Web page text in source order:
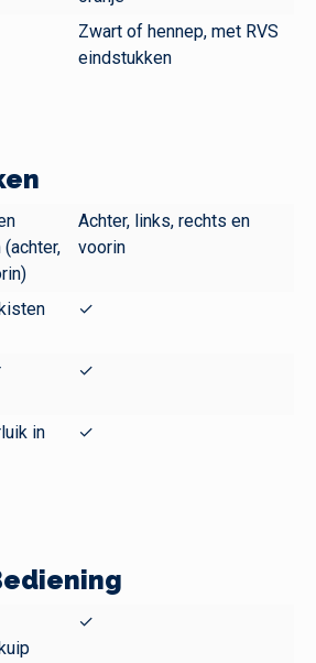
Zwart of hennep, met RVS
eindstukken
Achter, links, rechts en
voorin
✓
✓
in
✓
✓